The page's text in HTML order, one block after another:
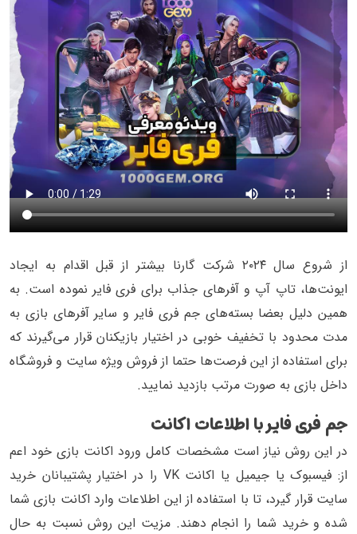
از شروع سال ۲۰۲۴ شرکت گارنا بیشتر از قبل اقدام به ایجاد
ایونت‌ها، تاپ آپ و آفرهای جذاب برای فری فایر نموده است. به
همین دلیل بعضا بسته‌های جم فری فایر و سایر آفرهای بازی به
مدت محدود با تخفیف خوبی در اختیار بازیکنان قرار می‌گیرند که
برای استفاده از این فرصت‌ها حتما از فروش ویژه سایت و فروشگاه
داخل بازی به صورت مرتب بازدید نمایید.
جم فری فایر با اطلاعات اکانت
در این روش نیاز است مشخصات کامل ورود اکانت بازی خود اعم
از: فیسبوک یا جیمیل یا اکانت VK را در اختیار پشتیبانان خرید
سایت قرار گیرد، تا با استفاده از این اطلاعات وارد اکانت بازی شما
شده و خرید شما را انجام دهند. مزیت این روش نسبت به حال